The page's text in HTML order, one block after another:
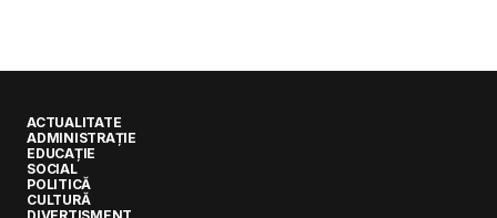
ACTUALITATE
ADMINISTRAȚIE
EDUCAȚIE
SOCIAL
POLITICĂ
CULTURĂ